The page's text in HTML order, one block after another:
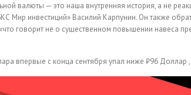
валюты — это наша внутренняя история, а не
Мир инвестиций» Василий Карпунин. Он также
говорит не о существенном повышении навеса
впервые с конца сентября упал ниже ₽96 Доллар ,